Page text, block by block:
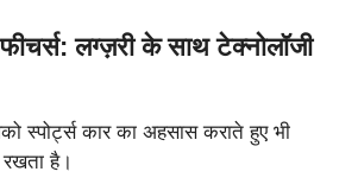
लग्ज़री के साथ टेक्नोलॉजी
स्पोर्ट्स कार का अहसास कराते हुए भी
रखता है।